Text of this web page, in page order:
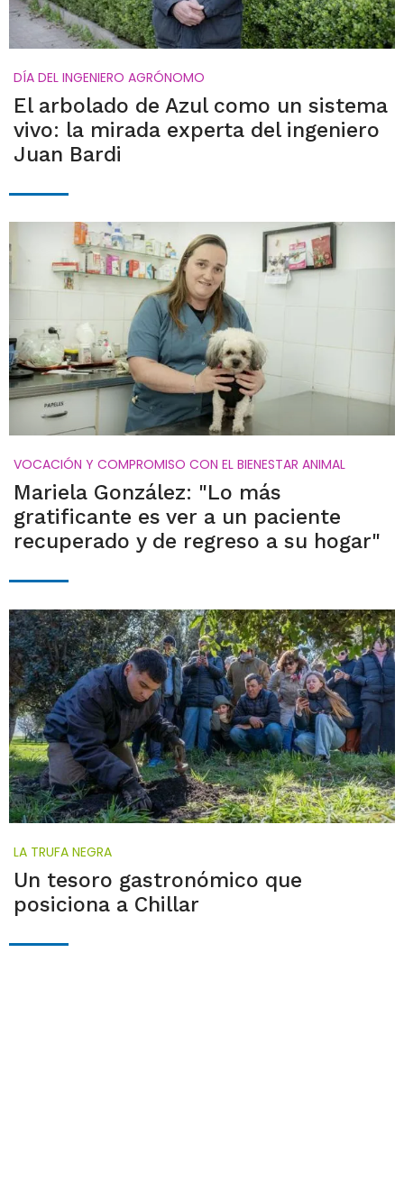
DÍA DEL INGENIERO AGRÓNOMO
El arbolado de Azul como un sistema
vivo: la mirada experta del ingeniero
Juan Bardi
VOCACIÓN Y COMPROMISO CON EL BIENESTAR ANIMAL
Mariela González: "Lo más
gratificante es ver a un paciente
recuperado y de regreso a su hogar"
LA TRUFA NEGRA
Un tesoro gastronómico que
posiciona a Chillar